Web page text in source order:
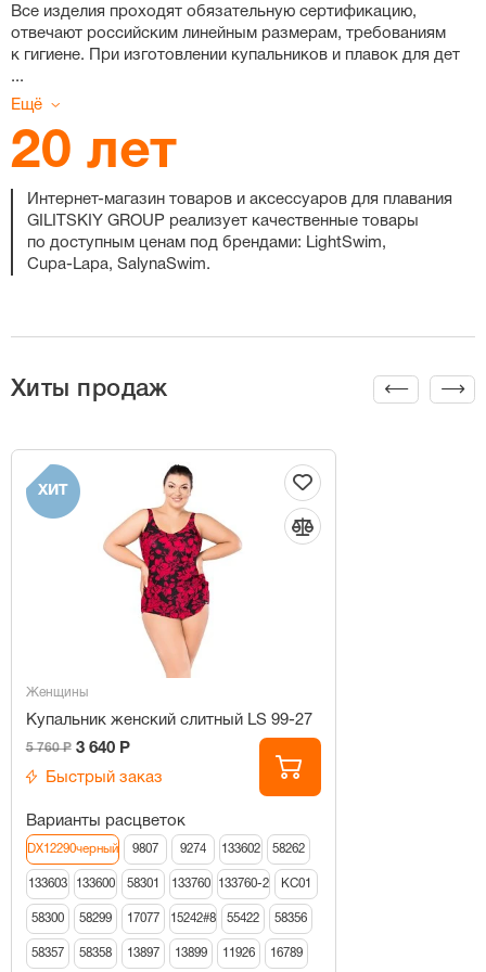
Все изделия проходят обязательную сертификацию,
отвечают российским линейным размерам, требованиям
к гигиене. При изготовлении купальников и плавок для дет
...
Ещё
20 лет
Интернет-магазин товаров и аксессуаров для плавания
GILITSKIY GROUP реализует качественные товары
по доступным ценам под брендами: LightSwim,
Cupa-Lapa, SalynaSwim.
Хиты продаж
ХИТ
Женщины
Купальник женский слитный LS 99-27
5 760 Р 3 640 Р
Быстрый заказ
Варианты расцветок
DX12290черный 9807 9274 133602 58262
133603 133600 58301 133760 133760-2 КС01
58300 58299 17077 15242#8 55422 58356
58357 58358 13897 13899 11926 16789